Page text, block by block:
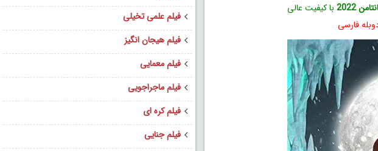
2022
با کیفیت عالی
فیلم علمی تخیلی
فیلم هیجان انگیز
فیلم معمایی
فیلم ماجراجویی
فیلم کره ای
فیلم جنایی